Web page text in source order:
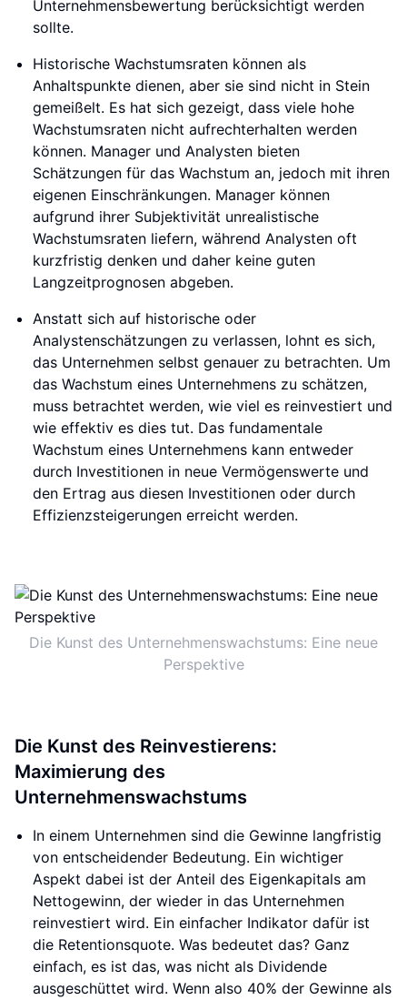
Unternehmensbewertung berücksichtigt werden
sollte.
Historische Wachstumsraten können als
Anhaltspunkte dienen, aber sie sind nicht in Stein
gemeißelt. Es hat sich gezeigt, dass viele hohe
Wachstumsraten nicht aufrechterhalten werden
können. Manager und Analysten bieten
Schätzungen für das Wachstum an, jedoch mit ihren
eigenen Einschränkungen. Manager können
aufgrund ihrer Subjektivität unrealistische
Wachstumsraten liefern, während Analysten oft
kurzfristig denken und daher keine guten
Langzeitprognosen abgeben.
Anstatt sich auf historische oder
Analystenschätzungen zu verlassen, lohnt es sich,
das Unternehmen selbst genauer zu betrachten. Um
das Wachstum eines Unternehmens zu schätzen,
muss betrachtet werden, wie viel es reinvestiert und
wie effektiv es dies tut. Das fundamentale
Wachstum eines Unternehmens kann entweder
durch Investitionen in neue Vermögenswerte und
den Ertrag aus diesen Investitionen oder durch
Effizienzsteigerungen erreicht werden.
Die Kunst des Unternehmenswachstums: Eine neue
Perspektive
Die Kunst des Reinvestierens:
Maximierung des
Unternehmenswachstums
In einem Unternehmen sind die Gewinne langfristig
von entscheidender Bedeutung. Ein wichtiger
Aspekt dabei ist der Anteil des Eigenkapitals am
Nettogewinn, der wieder in das Unternehmen
reinvestiert wird. Ein einfacher Indikator dafür ist
die Retentionsquote. Was bedeutet das? Ganz
einfach, es ist das, was nicht als Dividende
ausgeschüttet wird. Wenn also 40% der Gewinne als